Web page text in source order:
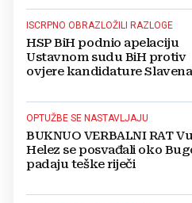
ISCRPNO OBRAZLOŽILI RAZLOGE
HSP BiH podnio apelaciju
Ustavnom sudu BiH protiv
ovjere kandidature Slavena
OPTUŽBE SE NASTAVLJAJU
BUKNUO VERBALNI RAT
Helez se posvađali oko
padaju teške riječi